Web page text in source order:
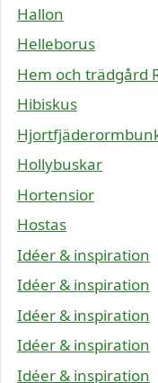
Hallon
Helleborus
Hem och trädgård
Hibiskus
Hollybuskar
Hortensior
Hostas
Idéer & inspiration
Idéer & inspiration
Idéer & inspiration
Idéer & inspiration
Idéer & inspiration